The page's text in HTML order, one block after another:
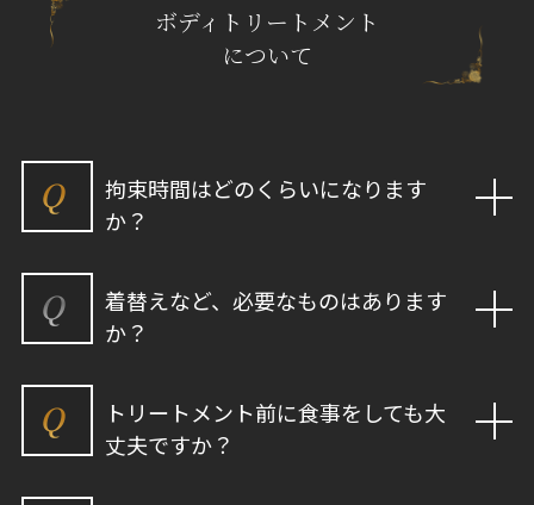
ボディトリートメント
について
Q
拘束時間はどのくらいになります
か？
Q
着替えなど、必要なものはあります
か？
Q
トリートメント前に食事をしても大
丈夫ですか？